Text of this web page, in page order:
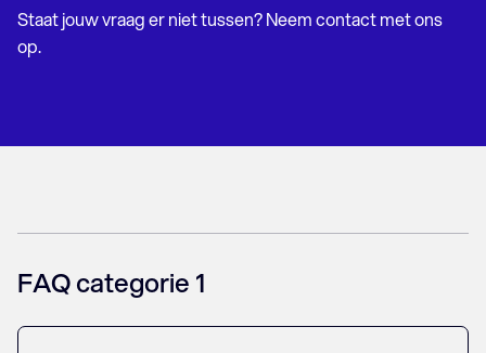
Fins vertaalbureau
Koreaans vertaalbureau
Kroatisch vertaalbureau
Lets vertaalbureau
Staat jouw vraag er niet tussen? Neem contact met ons
op.
FAQ categorie 1